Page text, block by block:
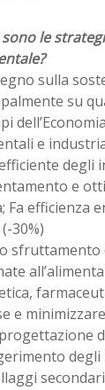
sono le
sulla
su
e
degli
e
Fa efficienza
30%)
e
progettazione
degli